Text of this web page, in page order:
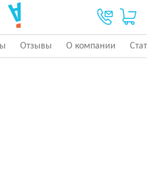
Отзывы О компании